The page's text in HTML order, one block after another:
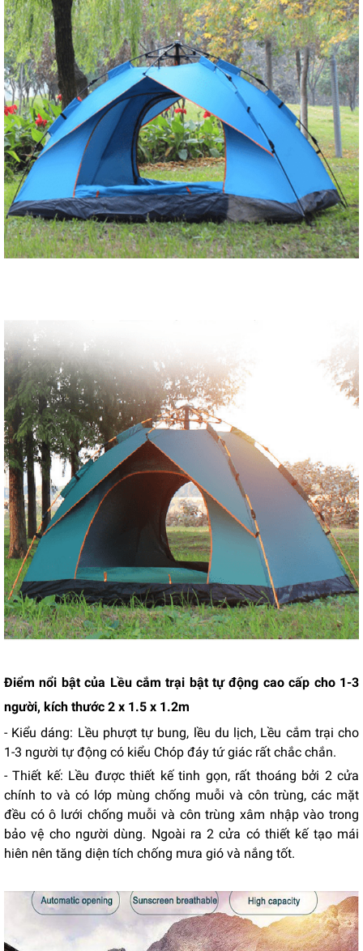
Điểm nổi bật của Lều cắm trại bật tự động cao cấp cho 1-3
người, kích thước 2 x 1.5 x 1.2m
- Kiểu dáng: Lều phượt tự bung, lều du lịch, Lều cắm trại cho
1-3 người tự động có kiểu Chóp đáy tứ giác rất chắc chắn.
- Thiết kế: Lều được thiết kế tinh gọn, rất thoáng bởi 2 cửa
chính to và có lớp mùng chống muỗi và côn trùng, các mặt
đều có ô lưới chống muỗi và côn trùng xâm nhập vào trong
bảo vệ cho người dùng. Ngoài ra 2 cửa có thiết kế tạo mái
hiên nên tăng diện tích chống mưa gió và nắng tốt.